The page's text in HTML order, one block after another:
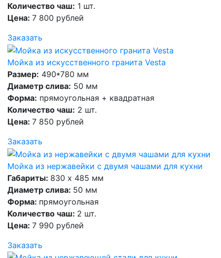
Количество чаш: 1 шт.
Цена: 7 800 рублей
Заказать
Мойка из искусственного гранита Vesta
Размер: 490*780 мм
Диаметр слива: 50 мм
Форма: прямоугольная + квадратная
Количество чаш: 2 шт.
Цена: 7 850 рублей
Заказать
Мойка из нержавейки с двумя чашами для кухни
Габариты: 830 х 485 мм
Диаметр слива: 50 мм
Форма: прямоугольная
Количество чаш: 2 шт.
Цена: 7 990 рублей
Заказать